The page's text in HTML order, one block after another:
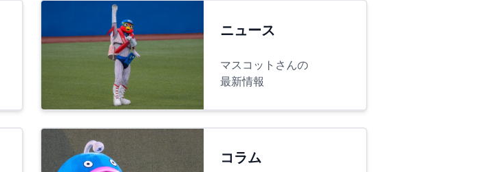
ニュース
マスコットさんの
最新情報
コラム